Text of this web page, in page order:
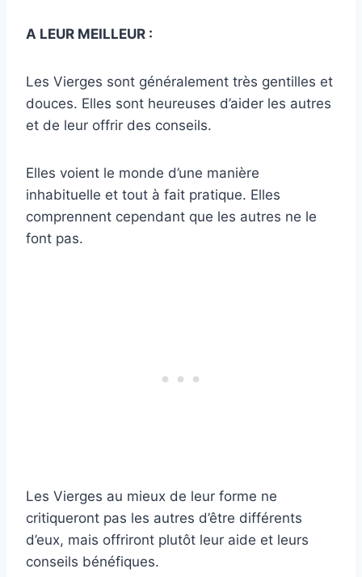
A LEUR MEILLEUR :
Les Vierges sont généralement très gentilles et
douces. Elles sont heureuses d’aider les autres
et de leur offrir des conseils.
Elles voient le monde d’une manière
inhabituelle et tout à fait pratique. Elles
comprennent cependant que les autres ne le
font pas.
Les Vierges au mieux de leur forme ne
critiqueront pas les autres d’être différents
d’eux, mais offriront plutôt leur aide et leurs
conseils bénéfiques.